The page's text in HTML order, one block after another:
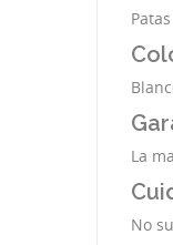
La
No